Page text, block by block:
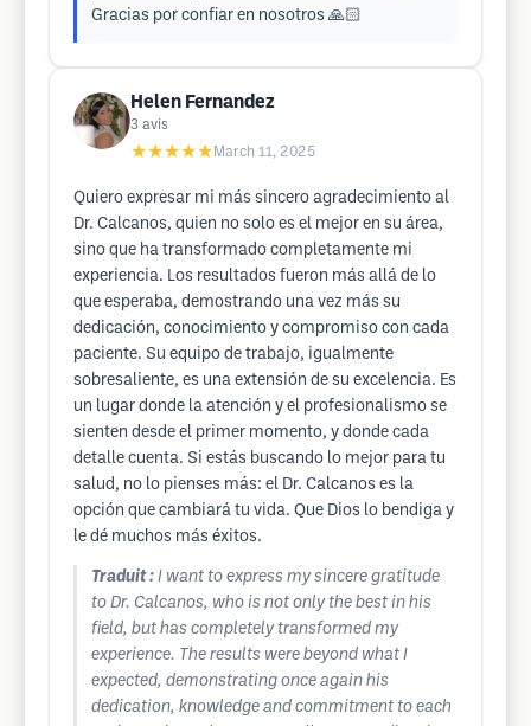
Gracias por confiar en nosotros 🙏🏻
Helen Fernandez
3 avis
★★★★★ March 11, 2025
Quiero expresar mi más sincero agradecimiento al
Dr. Calcanos, quien no solo es el mejor en su área,
sino que ha transformado completamente mi
experiencia. Los resultados fueron más allá de lo
que esperaba, demostrando una vez más su
dedicación, conocimiento y compromiso con cada
paciente. Su equipo de trabajo, igualmente
sobresaliente, es una extensión de su excelencia. Es
un lugar donde la atención y el profesionalismo se
sienten desde el primer momento, y donde cada
detalle cuenta. Si estás buscando lo mejor para tu
salud, no lo pienses más: el Dr. Calcanos es la
opción que cambiará tu vida. Que Dios lo bendiga y
le dé muchos más éxitos.
Traduit : I want to express my sincere gratitude
to Dr. Calcanos, who is not only the best in his
field, but has completely transformed my
experience. The results were beyond what I
expected, demonstrating once again his
dedication, knowledge and commitment to each